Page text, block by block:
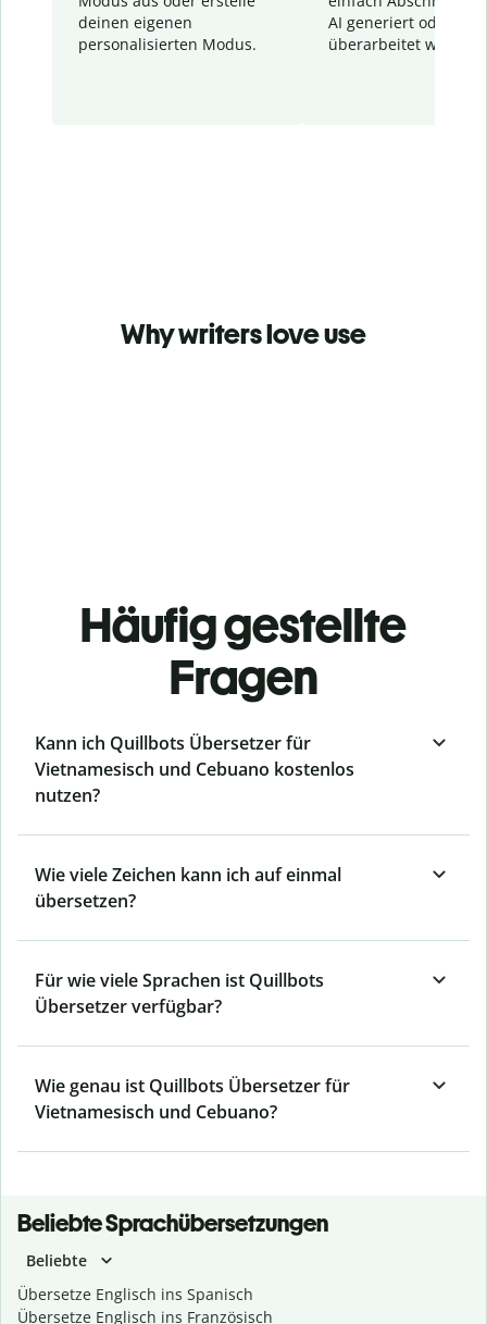
deinen eigenen
personalisierten Modus.
AI generiert oder
überarbeitet wurden.
Why writers love use
Häufig gestellte
Fragen
Kann ich Quillbots Übersetzer für
Vietnamesisch und Cebuano kostenlos
nutzen?
Wie viele Zeichen kann ich auf einmal
übersetzen?
Für wie viele Sprachen ist Quillbots
Übersetzer verfügbar?
Wie genau ist Quillbots Übersetzer für
Vietnamesisch und Cebuano?
Beliebte Sprachübersetzungen
Beliebte
Übersetze Englisch ins Spanisch
Übersetze Englisch ins Französisch